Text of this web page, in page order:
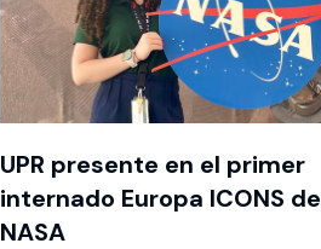
UPR presente en el primer
internado Europa ICONS de
NASA